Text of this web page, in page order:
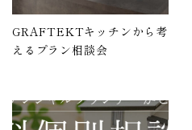
GRAFTEKTキッチンから考
えるプラン相談会